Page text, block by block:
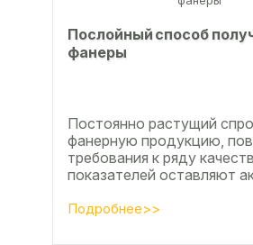
Послойный способ
фанеры
Постоянно растущий
фанерную продукцию,
требования к ряду
показателей оставляют
технологии производства
Подробнее>>